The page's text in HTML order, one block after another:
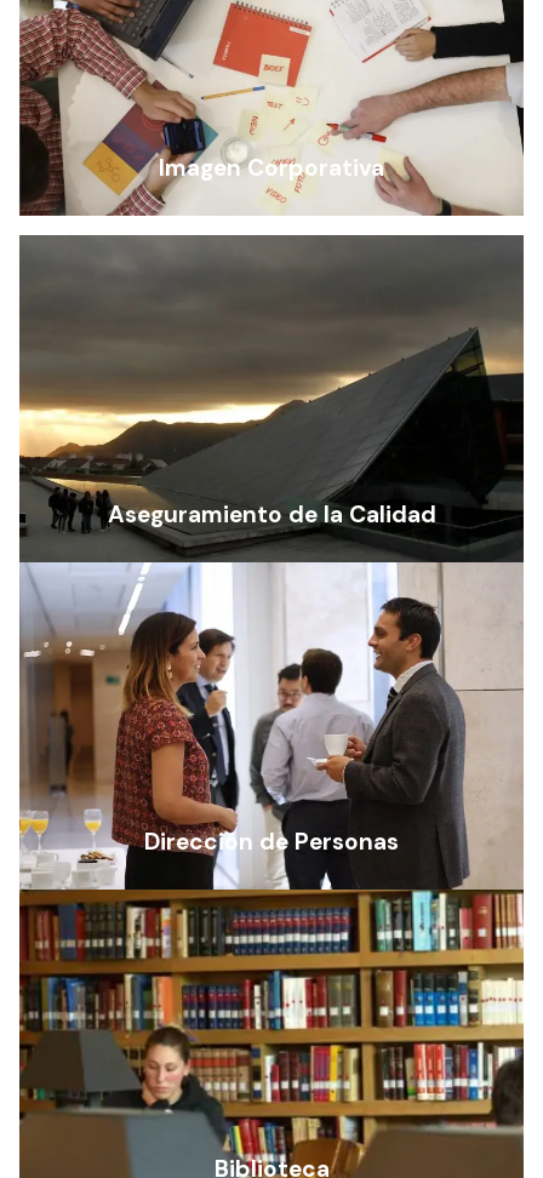
Imagen Corporativa
Aseguramiento de la Calidad
Dirección de Personas
Biblioteca